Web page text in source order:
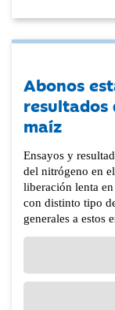
Abonos
resultados
maíz
Ensayos y
del nitrógeno en
liberación lenta
con distinto tipo
generales a estos